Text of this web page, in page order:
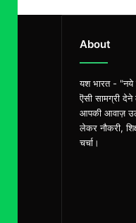
About
यश भारत - "नये
ऎसी सामग्री
आपकी आवाज़
लेकर नौकरी,
चर्चा।